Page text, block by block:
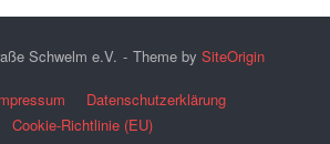
Schwelm e.V. Theme by SiteOrigin
Datenschutzerklärung
Cookie-Richtlinie (EU)